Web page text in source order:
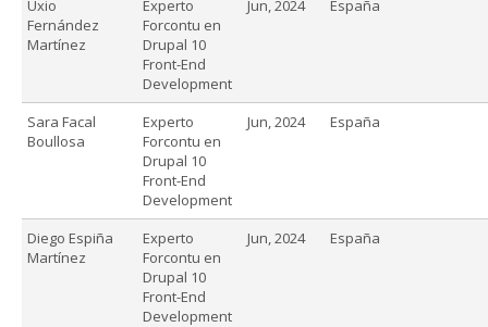
Uxio
Fernández
Martínez
Experto
Forcontu en
Drupal 10
Front-End
Development
Jun, 2024 España
Sara Facal
Boullosa
Experto
Forcontu en
Drupal 10
Front-End
Development
Jun, 2024 España
Diego Espiña
Martínez
Experto
Forcontu en
Drupal 10
Front-End
Development
Jun, 2024 España